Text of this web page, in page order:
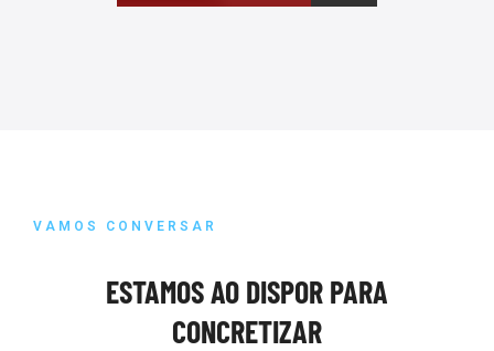
VAMOS CONVERSAR
ESTAMOS AO DISPOR PARA
CONCRETIZAR